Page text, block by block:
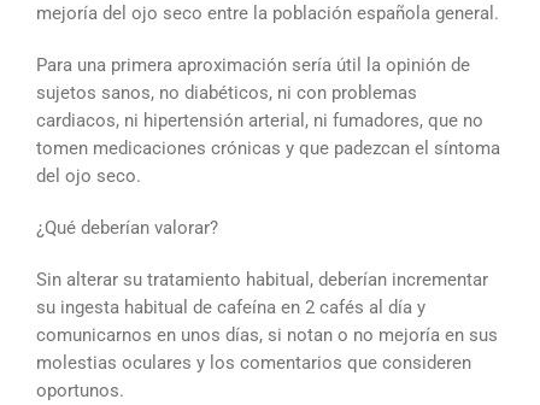
mejoría del ojo seco entre la población española general.
Para una primera aproximación sería útil la opinión de
sujetos sanos, no diabéticos, ni con problemas
cardiacos, ni hipertensión arterial, ni fumadores, que no
tomen medicaciones crónicas y que padezcan el síntoma
del ojo seco.
¿Qué deberían valorar?
Sin alterar su tratamiento habitual, deberían incrementar
su ingesta habitual de cafeína en 2 cafés al día y
comunicarnos en unos días, si notan o no mejoría en sus
molestias oculares y los comentarios que consideren
oportunos.